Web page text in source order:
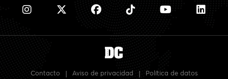
Contacto Aviso de privacidad Política de datos